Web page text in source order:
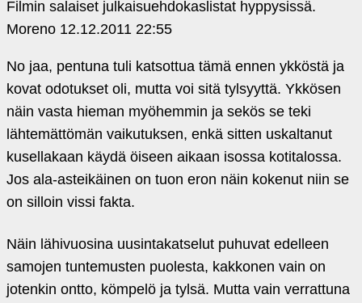
Filmin salaiset julkaisuehdokaslistat hyppysissä.
Moreno 12.12.2011 22:55
No jaa, pentuna tuli katsottua tämä ennen ykköstä ja
kovat odotukset oli, mutta voi sitä tylsyyttä. Ykkösen
näin vasta hieman myöhemmin ja sekös se teki
lähtemättömän vaikutuksen, enkä sitten uskaltanut
kusellakaan käydä öiseen aikaan isossa kotitalossa.
Jos ala-asteikäinen on tuon eron näin kokenut niin se
on silloin vissi fakta.
Näin lähivuosina uusintakatselut puhuvat edelleen
samojen tuntemusten puolesta, kakkonen vain on
jotenkin ontto, kömpelö ja tylsä. Mutta vain verrattuna